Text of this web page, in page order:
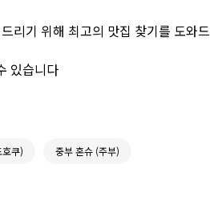
리기 위해 최고의 맛집 찾기를 도와드
있습니다
쿠) 중부 혼슈 (주부)